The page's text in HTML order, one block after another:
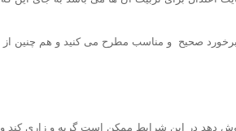
برخورد صحیح و مناسب مطرح می کنید و هم چنین از
دهد در این شرایط ممکن است گریه و زاری کند و